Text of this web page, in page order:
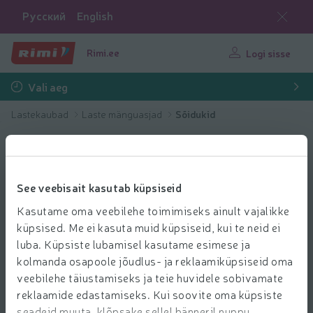
See veebisait kasutab küpsiseid
Kasutame oma veebilehe toimimiseks ainult vajalikke
küpsised. Me ei kasuta muid küpsiseid, kui te neid ei
luba. Küpsiste lubamisel kasutame esimese ja
kolmanda osapoole jõudlus- ja reklaamiküpsiseid oma
veebilehe täiustamiseks ja teie huvidele sobivamate
reklaamide edastamiseks. Kui soovite oma küpsiste
Русский English
Rimi.ee Logi sisse
Vali aeg
Lastekaubad Laste mänguasjad Sõidukid